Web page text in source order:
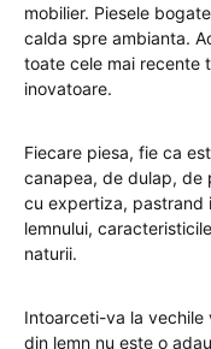
mobilier. Piesele
calda spre ambianta.
toate cele mai recente
inovatoare.
Fiecare piesa, fie ca
canapea, de dulap, de
cu expertiza, pastrand
lemnului,
naturii.
Intoarceti-va la vechile
din lemn nu este o